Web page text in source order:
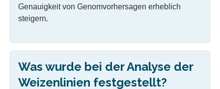
Genauigkeit von Genomvorhersagen erheblich
steigern.
Was wurde bei der Analyse der
Weizenlinien festgestellt?